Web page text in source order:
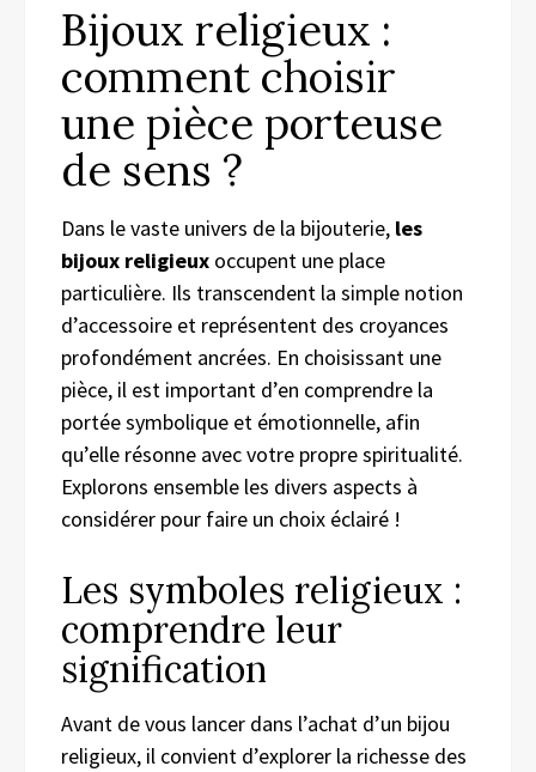
Bijoux religieux :
comment choisir
une pièce porteuse
de sens ?
Dans le vaste univers de la bijouterie, les
bijoux religieux occupent une place
particulière. Ils transcendent la simple notion
d’accessoire et représentent des croyances
profondément ancrées. En choisissant une
pièce, il est important d’en comprendre la
portée symbolique et émotionnelle, afin
qu’elle résonne avec votre propre spiritualité.
Explorons ensemble les divers aspects à
considérer pour faire un choix éclairé !
Les symboles religieux :
comprendre leur
signification
Avant de vous lancer dans l’achat d’un bijou
religieux, il convient d’explorer la richesse des